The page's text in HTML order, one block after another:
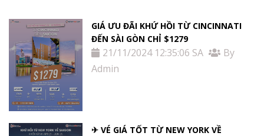
GIÁ ƯU ĐÃI KHỨ HỒI TỪ ​​CINCINNATI
ĐẾN SÀI GÒN CHỈ $1279
21/11/2024 12:35:06 SA
By
Admin
✈ VÉ GIÁ TỐT TỪ NEW YORK VỀ